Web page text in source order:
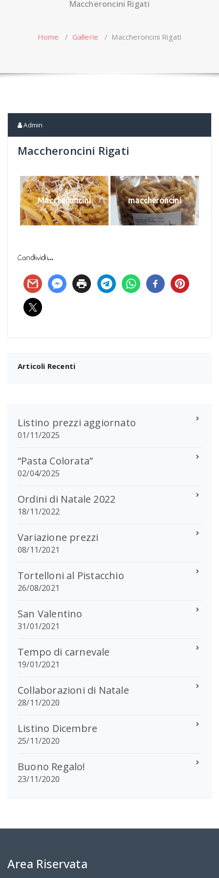
Maccheroncini Rigati
Home / Gallerie / Maccheroncini Rigati
Admin
Maccheroncini Rigati
Maccheroncini maccheroncini
Condividi…
Articoli Recenti
Listino prezzi aggiornato
01/11/2025
“Pasta Colorata”
02/04/2025
Ordini di Natale 2022
18/11/2022
Variazione prezzi
08/11/2021
Tortelloni al Pistacchio
26/08/2021
San Valentino
31/01/2021
Tempo di carnevale
19/01/2021
Collaborazioni di Natale
28/11/2020
Listino Dicembre
25/11/2020
Buono Regalo!
23/11/2020
Area Riservata